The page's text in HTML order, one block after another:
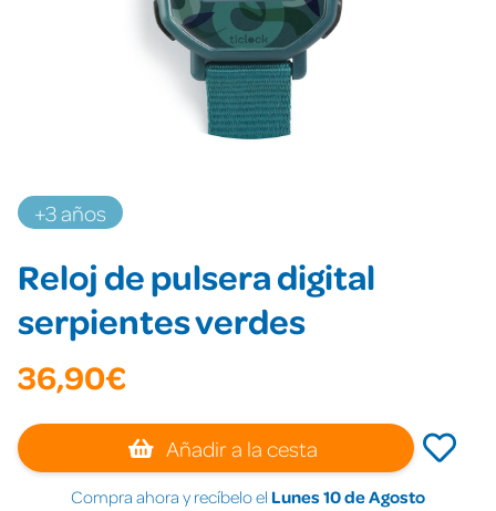
+3 años
Reloj de pulsera digital
serpientes verdes
36,90€
Añadir a la cesta
Compra ahora y recíbelo el Lunes 10 de Agosto